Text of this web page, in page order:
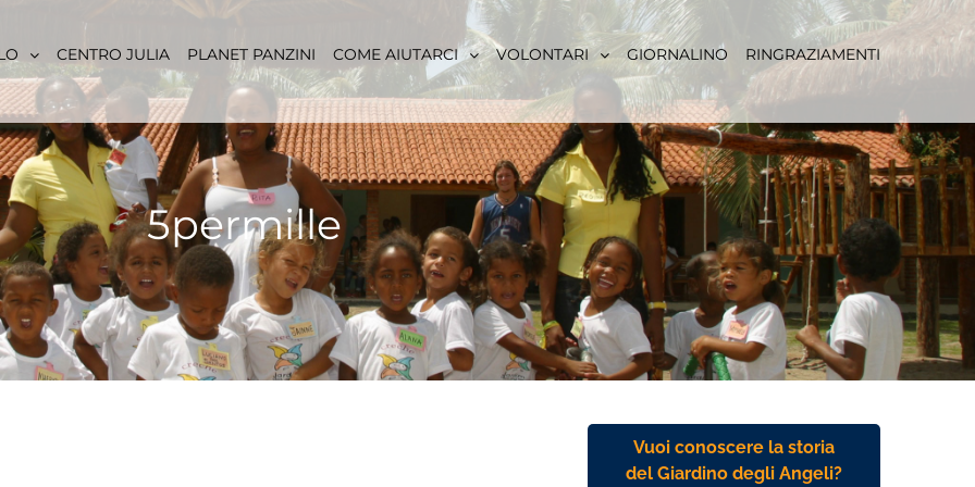
CENTRO JULIA PLANET PANZINI COME AIUTARCI VOLONTARI GIORNALINO RINGRAZIAMENTI
5permille
Vuoi conoscere la storia
del Giardino degli Angeli?